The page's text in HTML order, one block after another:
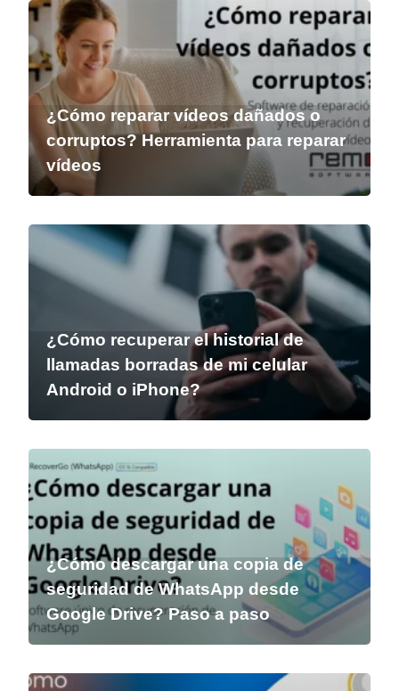
¿Cómo reparar vídeos dañados o
corruptos? Herramienta para reparar
vídeos
¿Cómo recuperar el historial de
llamadas borradas de mi celular
Android o iPhone?
¿Cómo descargar una copia de
seguridad de WhatsApp desde
Google Drive? Paso a paso